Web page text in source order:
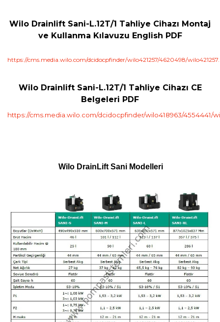
Wilo Drainlift Sani-L.12T/1 Tahliye Cihazı Montaj
ve Kullanma Kılavuzu English PDF
https://cms.media.wilo.com/dcidocpfinder/wilo421257/4620498/
Wilo Drainlift Sani-L.12T/1 Tahliye Cihazı CE
Belgeleri PDF
https://cms.media.wilo.com/dcidocpfinder/wilo418963/4554441/
Wilo DrainLift Sani Modelleri